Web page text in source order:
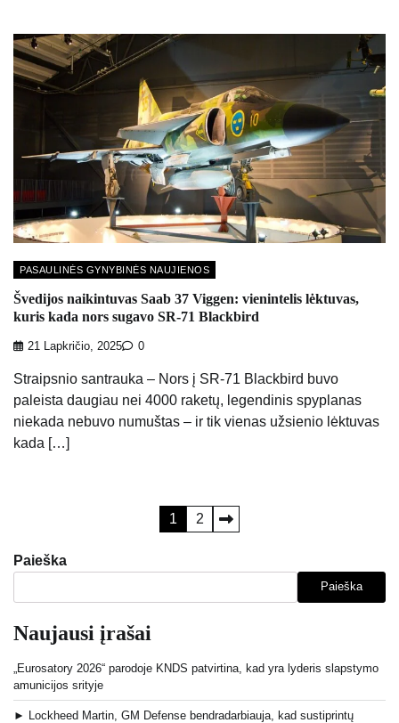
PASAULINĖS GYNYBINĖS NAUJIENOS
Švedijos naikintuvas Saab 37 Viggen: vienintelis lėktuvas,
kuris kada nors sugavo SR-71 Blackbird
21 Lapkričio, 2025 0
Straipsnio santrauka – Nors į SR-71 Blackbird buvo
paleista daugiau nei 4000 raketų, legendinis spyplanas
niekada nebuvo numuštas – ir tik vienas užsienio lėktuvas
kada […]
puslapiavimas
1 2
Paieška
Paieška
Naujausi įrašai
„Eurosatory 2026“ parodoje KNDS patvirtina, kad yra lyderis slapstymo
amunicijos srityje
► Lockheed Martin, GM Defense bendradarbiauja, kad sustiprintų